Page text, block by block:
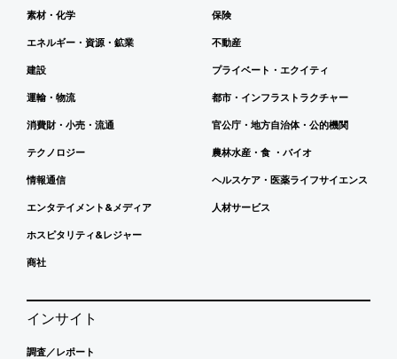
素材・化学
エネルギー・資源・鉱業
建設
運輸・物流
消費財・小売・流通
テクノロジー
情報通信
エンタテイメント&メディア
ホスピタリティ&レジャー
商社
保険
不動産
プライベート・エクイティ
都市・インフラストラクチャー
官公庁・地方自治体・公的機関
農林水産・食 ・バイオ
ヘルスケア・医薬ライフサイエンス
人材サービス
インサイト
調査／レポート